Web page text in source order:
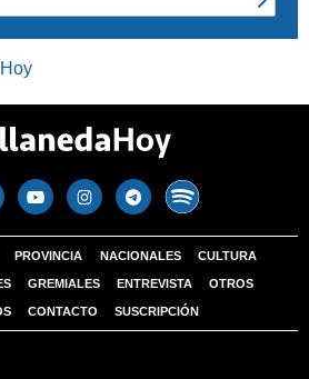
PROVINCIA NACIONALES CULTURA
GREMIALES ENTREVISTA OTROS
CONTACTO SUSCRIPCIÓN